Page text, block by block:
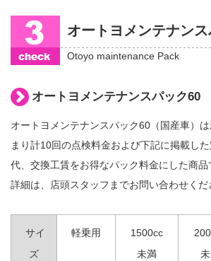
オートヨメンテナンス
Otoyo maintenance Pack
オートヨメンテナンスパック60
オートヨメンテナンスパック60（国産車）
まり計10回の点検料金および下記に掲載し
代、交換工賃をお得なパック料金にした商品
詳細は、店頭スタッフまでお問い合わせくだ
サイ
ズ
軽乗用
1500cc
未満